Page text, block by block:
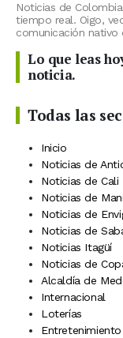
Noticias de
tiempo real. Oigo,
comunicación nativo
Lo que leas
noticia.
Todas las
Inicio
Noticias de
Noticias de Cali
Noticias de
Noticias de
Noticias de
Noticias Itagüí
Noticias de
Alcaldía de
Internacional
Loterías
Entretenimiento